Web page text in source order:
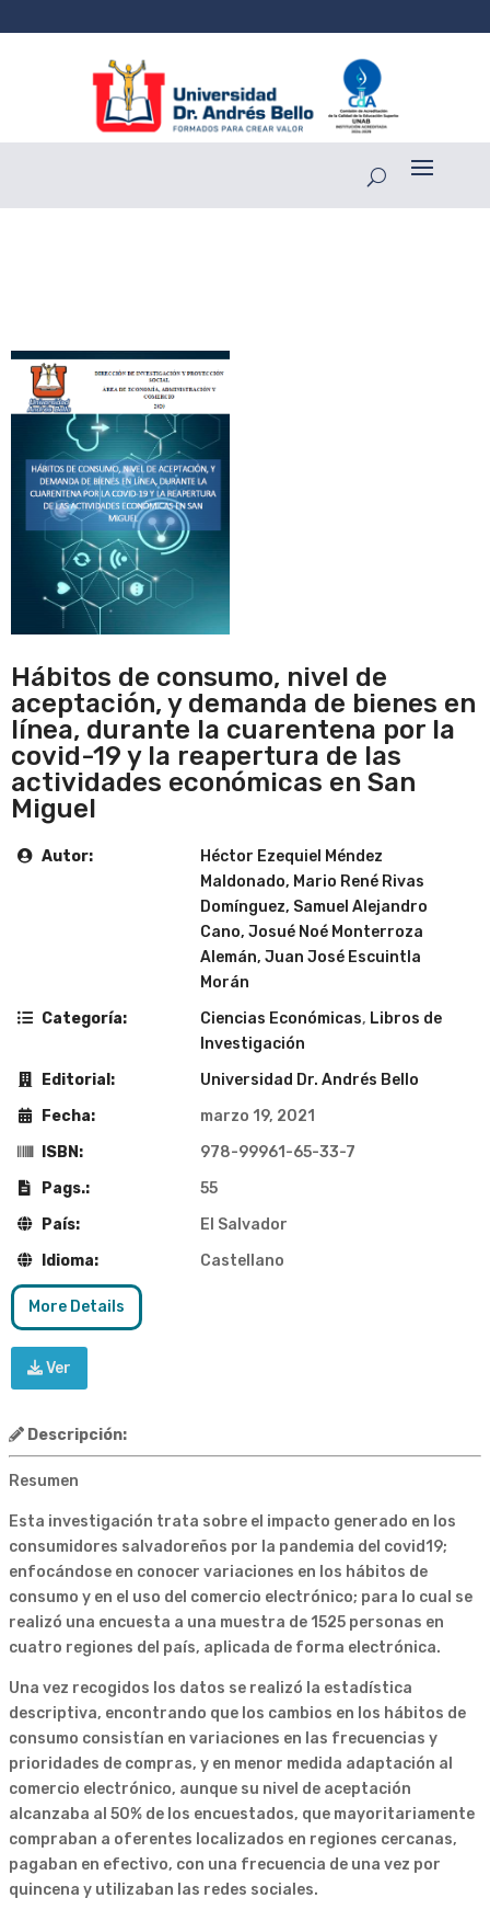
Hábitos de consumo, nivel de
aceptación, y demanda de bienes en
línea, durante la cuarentena por la
covid-19 y la reapertura de las
actividades económicas en San
Miguel
Autor:
Héctor Ezequiel Méndez
Maldonado, Mario René Rivas
Domínguez, Samuel Alejandro
Cano, Josué Noé Monterroza
Alemán, Juan José Escuintla
Morán
Categoría:
Ciencias Económicas, Libros de
Investigación
Editorial:
Universidad Dr. Andrés Bello
Fecha:
marzo 19, 2021
ISBN:
978-99961-65-33-7
Pags.:
55
País:
El Salvador
Idioma:
Castellano
More Details
Ver
Descripción:
Resumen
Esta investigación trata sobre el impacto generado en los
consumidores salvadoreños por la pandemia del covid19;
enfocándose en conocer variaciones en los hábitos de
consumo y en el uso del comercio electrónico; para lo cual se
realizó una encuesta a una muestra de 1525 personas en
cuatro regiones del país, aplicada de forma electrónica.
Una vez recogidos los datos se realizó la estadística
descriptiva, encontrando que los cambios en los hábitos de
consumo consistían en variaciones en las frecuencias y
prioridades de compras, y en menor medida adaptación al
comercio electrónico, aunque su nivel de aceptación
alcanzaba al 50% de los encuestados, que mayoritariamente
compraban a oferentes localizados en regiones cercanas,
pagaban en efectivo, con una frecuencia de una vez por
quincena y utilizaban las redes sociales.